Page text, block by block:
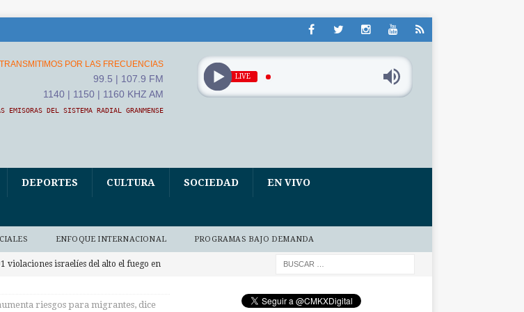
TRANSMITIMOS POR LAS FRECUENCIAS
99.5 | 107.9 FM
1140 | 1150 | 1160 KHZ AM
EMISORAS DEL SISTEMA RADIAL GRANMENSE
LIVE
DEPORTES CULTURA SOCIEDAD EN VIVO
ENFOQUE INTERNACIONAL PROGRAMAS BAJO DEMANDA
violaciones israelíes del alto el fuego en
riesgos para migrantes, dice